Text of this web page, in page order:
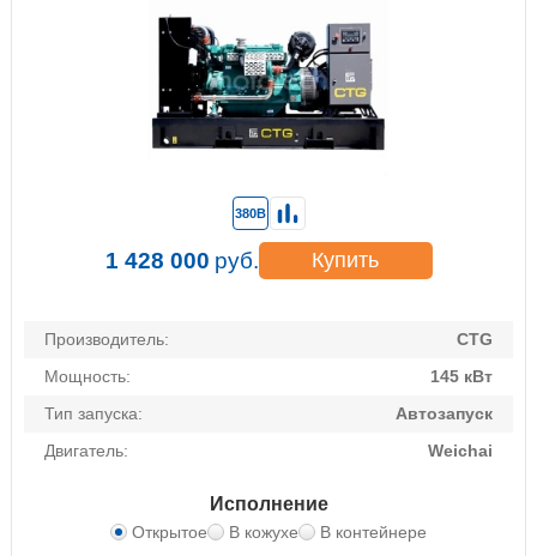
Производитель:
CTG
Мощность:
145 кВт
Тип запуска:
Автозапуск
Двигатель:
Weichai
Исполнение
Открытое В кожухе В контейнере
380В
1 428 000 руб. Купить